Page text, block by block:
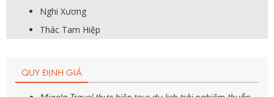
Nghi Xương
Thác Tam Hiệp
QUY ĐỊNH GIÁ